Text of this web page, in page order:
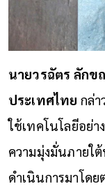
นายวรฉัตร ลักข
ประเทศไทย กล่า
ใช้เทคโนโลยีอย่
ความมุ่งมั่นภายใ
ดำเนินการมาโด